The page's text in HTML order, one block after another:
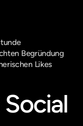
Begründung
Likes